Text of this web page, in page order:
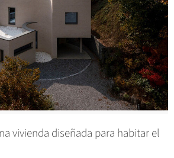
vivienda diseñada para habitar el